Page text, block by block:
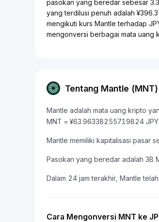
pasokan yang beredar sebesar
yang terdilusi penuh adalah
mengikuti kurs Mantle terhadap
mengonversi berbagai mata uang
Tentang Mantle (MNT)
Mantle adalah mata uang kripto
MNT = ¥63.96338255719824 JPY.
Mantle memiliki kapitalisasi pasar
Pasokan yang beredar adalah 3B
Dalam 24 jam terakhir, Mantle
Cara Mengonversi MNT ke